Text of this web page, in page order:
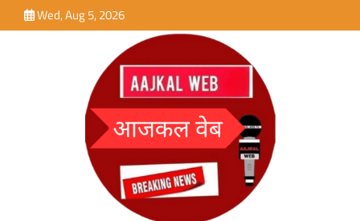
to
Wed, Aug 5, 2026